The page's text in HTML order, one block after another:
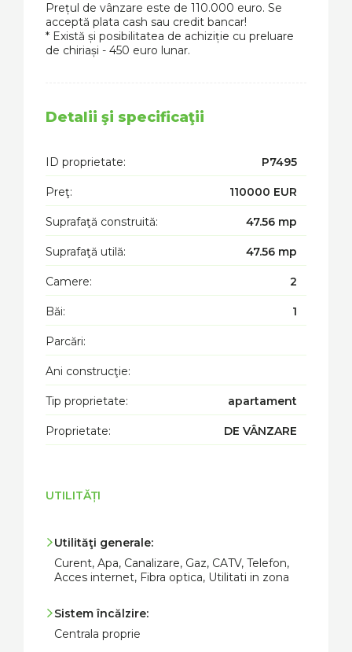
Prețul de vânzare este de 110.000 euro. Se
acceptă plata cash sau credit bancar!
* Există și posibilitatea de achiziție cu preluare
de chiriași - 450 euro lunar.
Detalii şi specificaţii
ID proprietate: P7495
Preţ: 110000 EUR
Suprafaţă construită: 47.56 mp
Suprafaţă utilă: 47.56 mp
Camere: 2
Băi: 1
Parcări:
Ani construcţie:
Tip proprietate: apartament
Proprietate: DE VÂNZARE
UTILITĂȚI
Utilităţi generale:
Curent, Apa, Canalizare, Gaz, CATV, Telefon,
Acces internet, Fibra optica, Utilitati in zona
Sistem încălzire:
Centrala proprie